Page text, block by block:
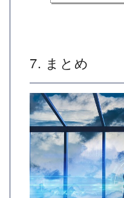
7. まとめ